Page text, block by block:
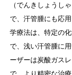
（でんきしょうし
で、汗管腫にも応
学療法は、特定の
で、浅い汗管腫に
ーザーは炭酸ガス
で、より精密な治療